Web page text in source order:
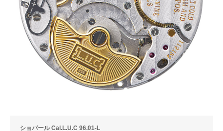
ショパール Cal.L.U.C 96.01-L